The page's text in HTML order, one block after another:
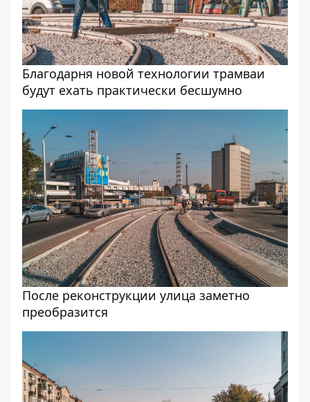
Благодарня новой технологии трамваи
будут ехать практически бесшумно
После реконструкции улица заметно
преобразится